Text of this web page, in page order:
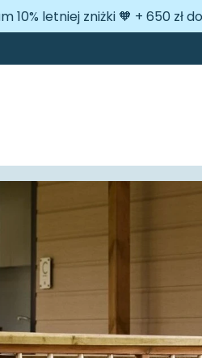
10% letniej zniżki 🧡 + 650 zł